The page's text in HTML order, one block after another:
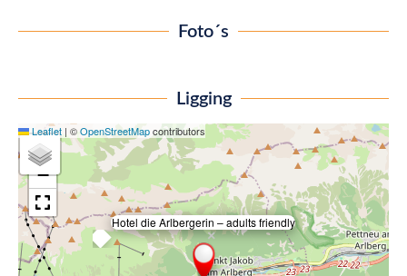
Foto´s
Ligging
Hotel die Arlbergerin – adults friendly
×
+
−
Leaflet | ©OpenStreetMapcontributors